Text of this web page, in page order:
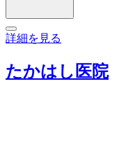
詳細を見る
たかはし医院